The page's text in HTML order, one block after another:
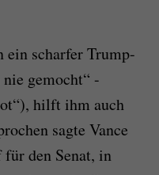
ein scharfer Trump-
gemocht“ -
hilft ihm auch
sagte Vance
den Senat, in